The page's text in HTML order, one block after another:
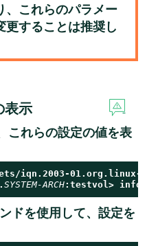
、これらのパラメー
更することは推奨し
表示
これらの設定の値を表
iqn.2003-
SYSTEM-ARCH:testvol> info
ドを使用して、設定を